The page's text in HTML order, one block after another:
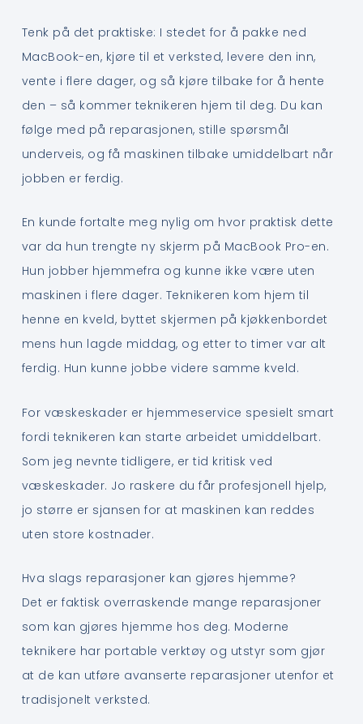
Tenk på det praktiske: I stedet for å pakke ned
MacBook-en, kjøre til et verksted, levere den inn,
vente i flere dager, og så kjøre tilbake for å hente
den – så kommer teknikeren hjem til deg. Du kan
følge med på reparasjonen, stille spørsmål
underveis, og få maskinen tilbake umiddelbart når
jobben er ferdig.
En kunde fortalte meg nylig om hvor praktisk dette
var da hun trengte ny skjerm på MacBook Pro-en.
Hun jobber hjemmefra og kunne ikke være uten
maskinen i flere dager. Teknikeren kom hjem til
henne en kveld, byttet skjermen på kjøkkenbordet
mens hun lagde middag, og etter to timer var alt
ferdig. Hun kunne jobbe videre samme kveld.
For væskeskader er hjemmeservice spesielt smart
fordi teknikeren kan starte arbeidet umiddelbart.
Som jeg nevnte tidligere, er tid kritisk ved
væskeskader. Jo raskere du får profesjonell hjelp,
jo større er sjansen for at maskinen kan reddes
uten store kostnader.
Hva slags reparasjoner kan gjøres hjemme?
Det er faktisk overraskende mange reparasjoner
som kan gjøres hjemme hos deg. Moderne
teknikere har portable verktøy og utstyr som gjør
at de kan utføre avanserte reparasjoner utenfor et
tradisjonelt verksted.